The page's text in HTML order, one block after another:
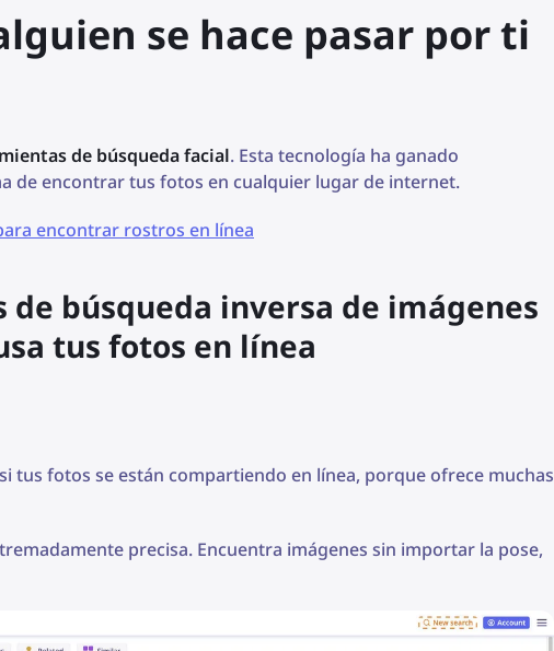
se hace pasar por ti
de búsqueda facial. Esta tecnología ha ganado
de encontrar tus fotos en cualquier lugar de internet.
encontrar rostros en línea
búsqueda inversa de imágenes
tus fotos en línea
tus fotos se están compartiendo en línea, porque ofrece muchas
precisa. Encuentra imágenes sin importar la pose,